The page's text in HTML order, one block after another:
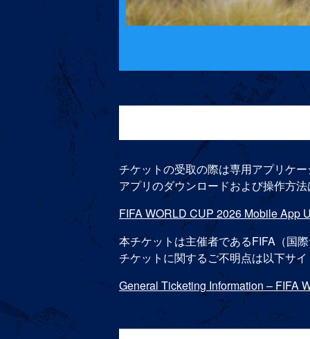
チケットの受取の際は専用アプリケ
アプリのダウンロードおよび操作方
FIFA WORLD CUP 2026 Mobile App
本チケットは主催者であるFIFA（国
チケットに関するご不明点は以下サ
General Ticketing Information – FIFA